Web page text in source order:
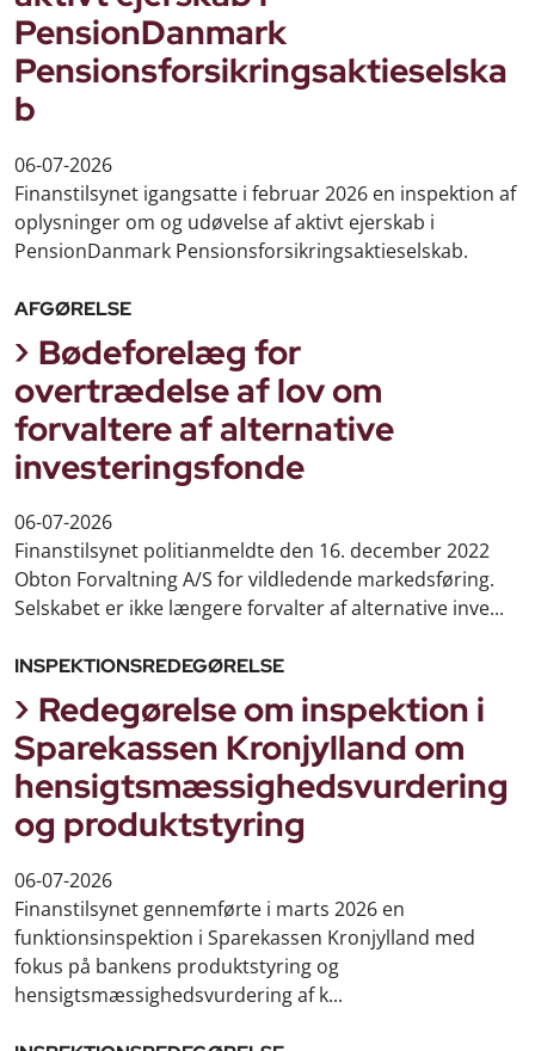
PensionDanmark
Pensionsforsikringsaktieselska
b
06-07-2026
Finanstilsynet igangsatte i februar 2026 en inspektion af
oplysninger om og udøvelse af aktivt ejerskab i
PensionDanmark Pensionsforsikringsaktieselskab.
AFGØRELSE
Bødeforelæg for
overtrædelse af lov om
forvaltere af alternative
investeringsfonde
06-07-2026
Finanstilsynet politianmeldte den 16. december 2022
Obton Forvaltning A/S for vildledende markedsføring.
Selskabet er ikke længere forvalter af alternative inve...
INSPEKTIONSREDEGØRELSE
Redegørelse om inspektion i
Sparekassen Kronjylland om
hensigtsmæssighedsvurdering
og produktstyring
06-07-2026
Finanstilsynet gennemførte i marts 2026 en
funktionsinspektion i Sparekassen Kronjylland med
fokus på bankens produktstyring og
hensigtsmæssighedsvurdering af k...